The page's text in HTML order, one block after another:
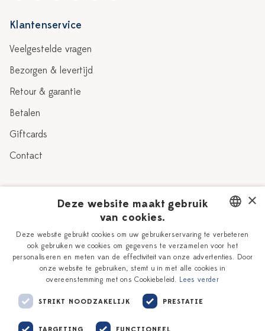
Klantenservice
Veelgestelde vragen
Bezorgen & levertijd
Retour & garantie
Betalen
Giftcards
Contact
Verhaal
Onze plateelschilders
Delfts Blauw
Workshops
Vacatures
Zakelijk
DUTCH
ENGLISH
×
Deze website maakt gebruik
van cookies.
Deze website gebruikt cookies om uw gebruikerservaring te verbeteren
ook gebruiken we cookies om gegevens te verzamelen voor het
personaliseren en meten van de effectiviteit van onze advertenties. Door
onze website te gebruiken, stemt u in met alle cookies in
overeenstemming met ons Cookiebeleid. Lees verder
STRIKT NOODZAKELIJK PRESTATIE
TARGETING FUNCTIONEEL